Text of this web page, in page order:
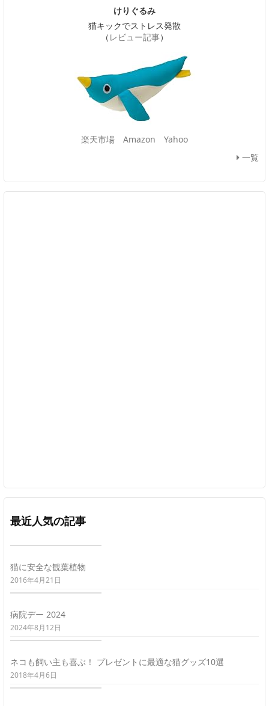
けりぐるみ
猫キックでストレス発散
（ レビュー記事）
楽天市場 Amazon
Yahoo
一覧
最近人気の記事
猫に安全な観葉植物
2016年4月21日
病院デー 2024
2024年8月12日
ネコも飼い主も喜ぶ！ プレゼントに最適な猫グッズ10選
2018年4月6日